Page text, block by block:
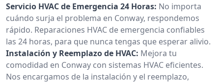
Servicio HVAC de Emergencia 24 Horas: No importa
cuándo surja el problema en Conway, respondemos
rápido. Reparaciones HVAC de emergencia confiables
las 24 horas, para que nunca tengas que esperar alivio.
Instalación y Reemplazo de HVAC: Mejora tu
comodidad en Conway con sistemas HVAC eficientes.
Nos encargamos de la instalación y el reemplazo,